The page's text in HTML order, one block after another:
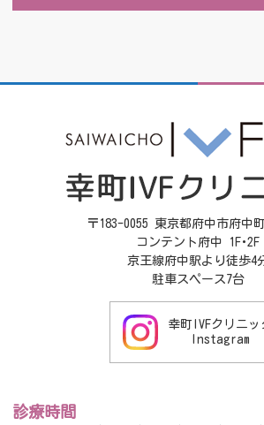
〒183-0055 東京都府中市府中
コンテント府中 1F･2F
京王線府中駅より徒歩4
駐車スペース7台
幸町IVFクリニッ
Instagram
診療時間